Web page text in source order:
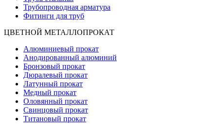
Трубопроводная арматура
Фитинги для труб
ЦВЕТНОЙ МЕТАЛЛОПРОКАТ
Алюминиевый прокат
Анодированный алюминий
Бронзовый прокат
Дюралевый прокат
Латунный прокат
Медный прокат
Оловянный прокат
Свинцовый прокат
Титановый прокат